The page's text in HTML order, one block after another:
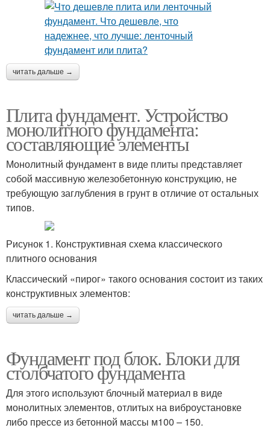
читать дальше →
Плита фундамент. Устройство
монолитного фундамента:
составляющие элементы
Монолитный фундамент в виде плиты представляет
собой массивную железобетонную конструкцию, не
требующую заглубления в грунт в отличие от остальных
типов.
Рисунок 1. Конструктивная схема классического
плитного основания
Классический «пирог» такого основания состоит из таких
конструктивных элементов:
читать дальше →
Фундамент под блок. Блоки для
столбчатого фундамента
Для этого используют блочный материал в виде
монолитных элементов, отлитых на виброустановке
либо прессе из бетонной массы м100 – 150.